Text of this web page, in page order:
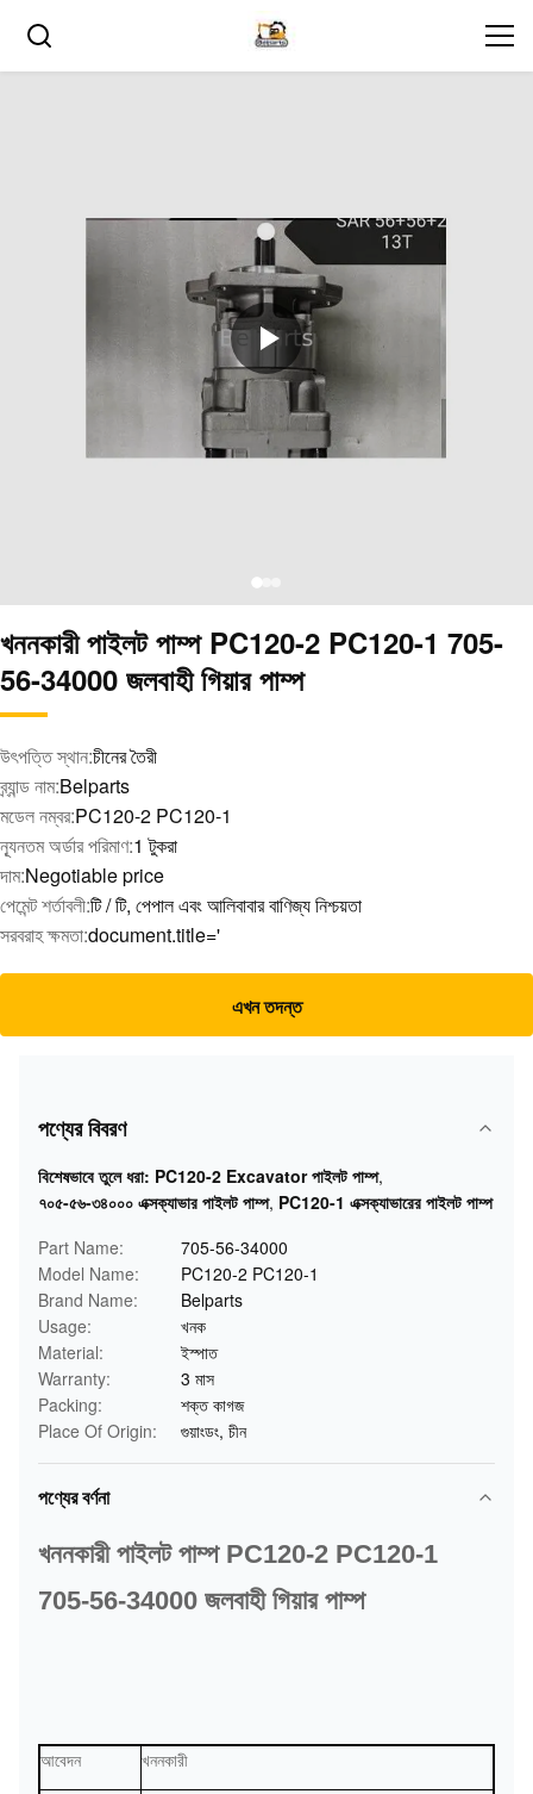
খননকারী পাইলট পাম্প PC120-2 PC120-1 705-
56-34000 জলবাহী গিয়ার পাম্প
উৎপত্তি স্থান:চীনের তৈরী
ব্র্যান্ড নাম:Belparts
মডেল নম্বর:PC120-2 PC120-1
ন্যূনতম অর্ডার পরিমাণ:1 টুকরা
দাম:Negotiable price
পেমেন্ট শর্তাবলী:টি / টি, পেপাল এবং আলিবাবার বাণিজ্য নিশ্চয়তা
সরবরাহ ক্ষমতা:document.title='
এখন তদন্ত
পণ্যের বিবরণ
বিশেষভাবে তুলে ধরা: PC120-2 Excavator পাইলট পাম্প,
৭০৫-৫৬-৩৪০০০ এক্সক্যাভার পাইলট পাম্প, PC120-1 এক্সক্যাভারের পাইলট পাম্প
Part Name:
705-56-34000
Model Name:
PC120-2 PC120-1
Brand Name:
Belparts
Usage:
খনক
Material:
ইস্পাত
Warranty:
3 মাস
Packing:
শক্ত কাগজ
Place Of Origin:
গুয়াংডং, চীন
পণ্যের বর্ণনা
খননকারী পাইলট পাম্প PC120-2 PC120-1
705-56-34000 জলবাহী গিয়ার পাম্প
আবেদন খননকারী